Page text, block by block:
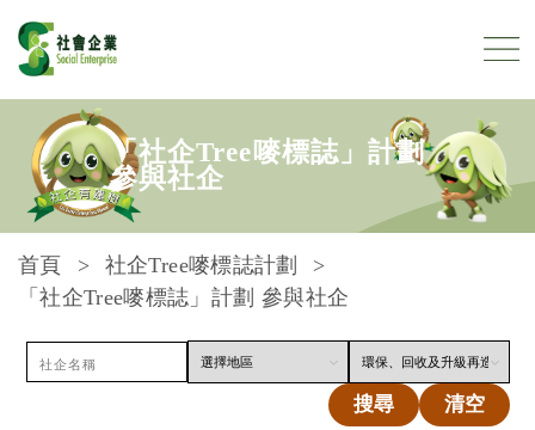
跳到內容
「社企Tree嘜標誌」計劃
參與社企
首頁
社企Tree嘜標誌計劃
「社企Tree嘜標誌」計劃 參與社企
搜尋 清空